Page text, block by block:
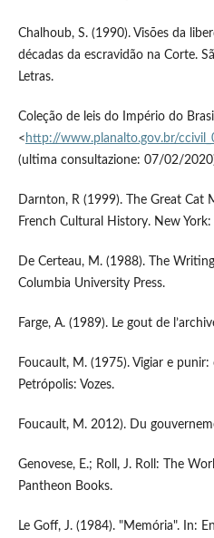
Chalhoub, S. (1990). Visões da
décadas da escravidão na Corte.
Letras.
Coleção de leis do Império do
< http://www.planalto.gov.br/
(ultima consultazione: 07/02/
Darnton, R (1999). The Great Cat
French Cultural History. New York:
De Certeau, M. (1988). The
Columbia University Press.
Farge, A. (1989). Le gout de
Foucault, M. (1975). Vigiar e
Petrópolis: Vozes.
Foucault, M. 2012). Du
Genovese, E.; Roll, J. Roll: The
Pantheon Books.
Le Goff, J. (1984). "Memória". In: